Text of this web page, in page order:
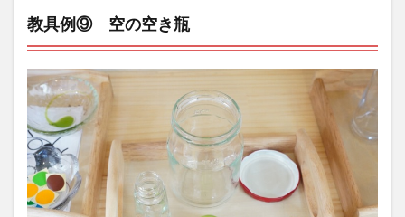
教具例⑨ 空の空き瓶